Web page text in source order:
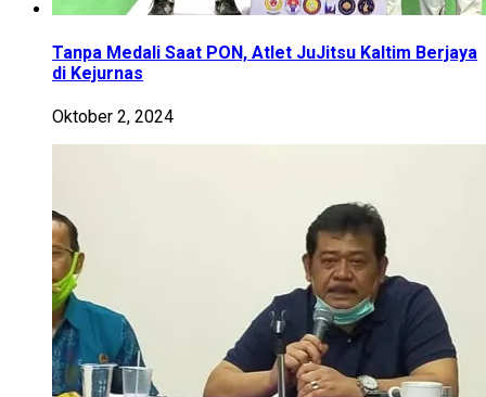
Tanpa Medali Saat PON, Atlet JuJitsu Kaltim Berjaya
di Kejurnas
Oktober 2, 2024